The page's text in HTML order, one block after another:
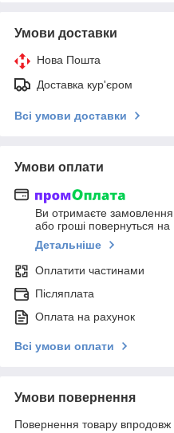
Умови доставки
Нова Пошта
Доставка кур'єром
Всі умови доставки
Умови оплати
Ви отримаєте замовлення
або гроші повернуться на
Детальніше
Оплатити частинами
Післяплата
Оплата на рахунок
Всі умови оплати
Умови повернення
Повернення товару впродовж